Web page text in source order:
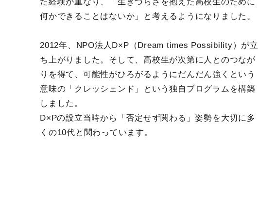
何かできることはないか」と考えるようになりました。
2012年、NPO法人D×P（Dream times Possibility）が立
ち上がりました。そして、高校生が次第に人とのつなが
りを得て、可能性がひろがるようにだんだん強くという
意味の「クレッシェンド」という独自プログラムを構築
しました。
D×Pの設立当時から「否定せず関わる」姿勢を大切に多
くの10代と関わっています。